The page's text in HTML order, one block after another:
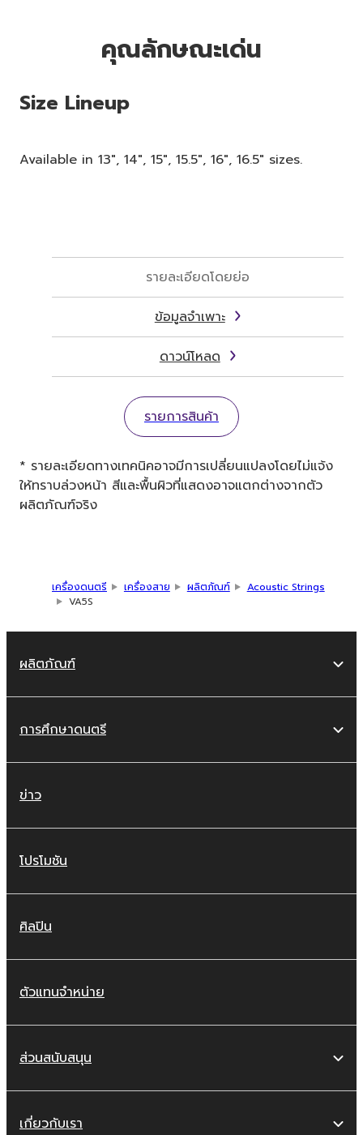
คุณลักษณะเด่น
Size Lineup
Available in 13", 14", 15", 15.5", 16", 16.5" sizes.
รายละเอียดโดยย่อ
ข้อมูลจำเพาะ
ดาวน์โหลด
รายการสินค้า
* รายละเอียดทางเทคนิคอาจมีการเปลี่ยนแปลงโดยไม่แจ้ง
ให้ทราบล่วงหน้า สีและพื้นผิวที่แสดงอาจแตกต่างจากตัว
ผลิตภัณฑ์จริง
เครื่องดนตรี เครื่องสาย ผลิตภัณฑ์
Acoustic Strings
VA5S
ผลิตภัณฑ์
การศึกษาดนตรี
ข่าว
โปรโมชัน
ศิลปิน
ตัวแทนจำหน่าย
ส่วนสนับสนุน
เกี่ยวกับเรา